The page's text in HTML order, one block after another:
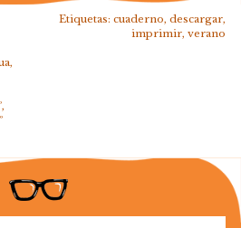
,
,
Etiquetas:cuaderno,descargar,
imprimir,verano